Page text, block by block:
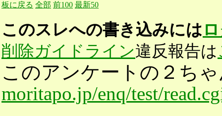
板に戻る 全部 前100 最新50
このスレへの書き込みには
削除ガイドライン違反報告は
このアンケートの２ち
moritapo.jp/enq/test/